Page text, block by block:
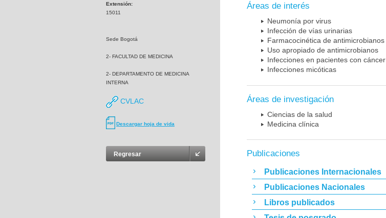
Extensión:
15011
Sede Bogotá
2- FACULTAD DE MEDICINA
2- DEPARTAMENTO DE MEDICINA
INTERNA
CVLAC
Descargar hoja de vida
Regresar
Áreas de interés
Neumonía por virus
Infección de vías urinarias
Farmacocinética de antimicrobianos
Uso apropiado de antimicrobianos
Infecciones en pacientes con cáncer
Infecciones micóticas
Áreas de investigación
Ciencias de la salud
Medicina clínica
Publicaciones
Publicaciones Internacionales
Publicaciones Nacionales
Libros publicados